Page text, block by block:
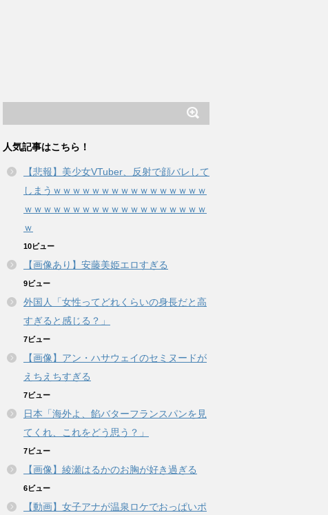
人気記事はこちら！
【悲報】美少女VTuber、反射で顔バレして
しまうｗｗｗｗｗｗｗｗｗｗｗｗｗｗｗｗ
ｗｗｗｗｗｗｗｗｗｗｗｗｗｗｗｗｗｗｗ
ｗ
10ビュー
【画像あり】安藤美姫エロすぎる
9ビュー
外国人「女性ってどれくらいの身長だと高
すぎると感じる？」
7ビュー
【画像】アン・ハサウェイのセミヌードが
えちえちすぎる
7ビュー
日本「海外よ、餡バターフランスパンを見
てくれ、これをどう思う？」
7ビュー
【画像】綾瀬はるかのお胸が好き過ぎる
6ビュー
【動画】女子アナが温泉ロケでおっぱいポ